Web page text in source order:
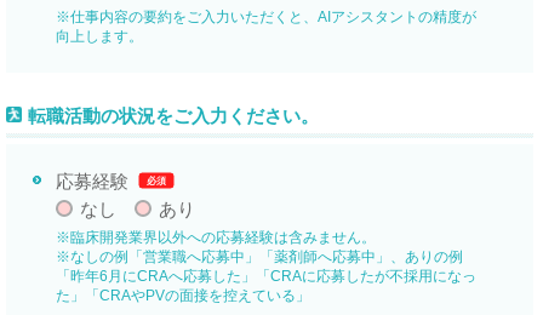
※仕事内容の要約をご入力いただくと、AIアシスタントの精度が
向上します。
転職活動の状況をご入力ください。
応募経験 必須
なし あり
※臨床開発業界以外への応募経験は含みません。
※なしの例「営業職へ応募中」「薬剤師へ応募中」、ありの例
「昨年6月にCRAへ応募した」「CRAに応募したが不採用になっ
た」「CRAやPVの面接を控えている」